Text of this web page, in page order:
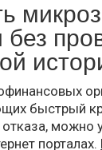
без
быстрый
можно
порталах.